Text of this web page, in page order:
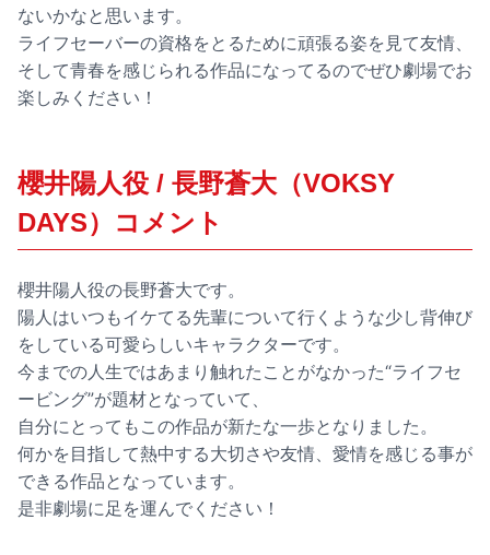
ないかなと思います。
ライフセーバーの資格をとるために頑張る姿を見て友情、
そして青春を感じられる作品になってるのでぜひ劇場でお
楽しみください！
櫻井陽人役 / 長野蒼大（VOKSY
DAYS）コメント
櫻井陽人役の長野蒼大です。
陽人はいつもイケてる先輩について行くような少し背伸び
をしている可愛らしいキャラクターです。
今までの人生ではあまり触れたことがなかった“ライフセ
ービング”が題材となっていて、
自分にとってもこの作品が新たな一歩となりました。
何かを目指して熱中する大切さや友情、愛情を感じる事が
できる作品となっています。
是非劇場に足を運んでください！